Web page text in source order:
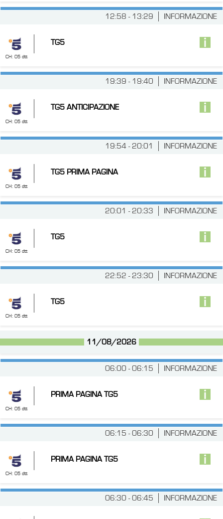
INFORMAZIONE
12:58 - 13:29
CH: 05 dtt
TG5
INFORMAZIONE
19:39 - 19:40
CH: 05 dtt
TG5 ANTICIPAZIONE
INFORMAZIONE
19:54 - 20:01
CH: 05 dtt
TG5 PRIMA PAGINA
INFORMAZIONE
20:01 - 20:33
CH: 05 dtt
TG5
INFORMAZIONE
22:52 - 23:30
CH: 05 dtt
TG5
11/08/2026
INFORMAZIONE
06:00 - 06:15
CH: 05 dtt
PRIMA PAGINA TG5
INFORMAZIONE
06:15 - 06:30
CH: 05 dtt
PRIMA PAGINA TG5
INFORMAZIONE
06:30 - 06:45